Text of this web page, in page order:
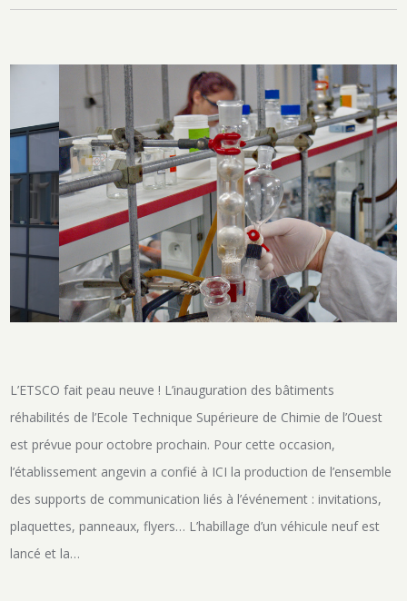
L’ETSCO fait peau neuve ! L’inauguration des bâtiments
réhabilités de l’Ecole Technique Supérieure de Chimie de l’Ouest
est prévue pour octobre prochain. Pour cette occasion,
l’établissement angevin a confié à ICI la production de l’ensemble
des supports de communication liés à l’événement : invitations,
plaquettes, panneaux, flyers… L’habillage d’un véhicule neuf est
lancé et la…